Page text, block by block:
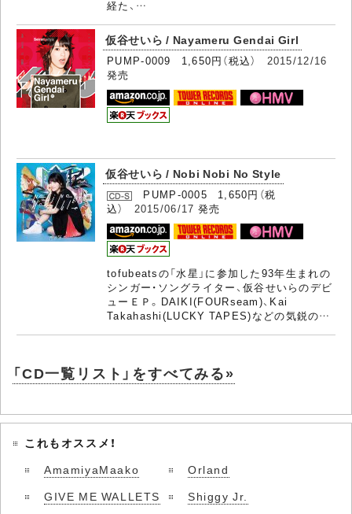
経た、…
仮谷せいら / Nayameru Gendai Girl
PUMP-0009 1,650円（税込） 2015/12/16
発売
仮谷せいら / Nobi Nobi No Style
PUMP-0005 1,650円（税
込） 2015/06/17 発売
tofubeatsの「水星」に参加した93年生まれの
シンガー・ソングライター、仮谷せいらのデビ
ューＥＰ。DAIKI(FOURseam)、Kai
Takahashi(LUCKY TAPES)などの気鋭の…
「CD一覧リスト」をすべてみる»
これもオススメ！
AmamiyaMaako
Orland
GIVE ME WALLETS
Shiggy Jr.